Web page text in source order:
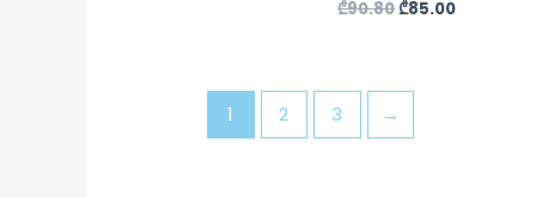
₾90.80₾85.00
1 2 3 →